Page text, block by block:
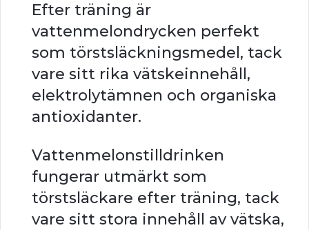
Efter träning är
vattenmelondrycken perfekt
som törstsläckningsmedel, tack
vare sitt rika vätskeinnehåll,
elektrolytämnen och organiska
antioxidanter.
Vattenmelonstilldrinken
fungerar utmärkt som
törstsläckare efter träning, tack
vare sitt stora innehåll av vätska,